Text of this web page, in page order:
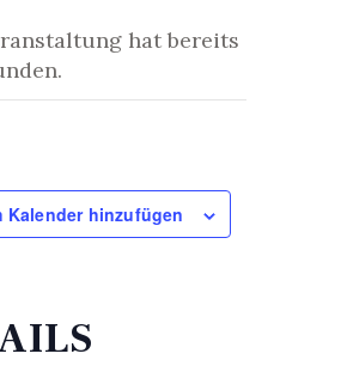
hat bereits
Kalender hinzufügen